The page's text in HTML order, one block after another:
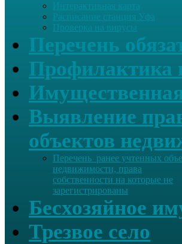
Интерактивная карта
Расписание станция Уфа
Проверка на вирусы
Перечень
Профилактика
Выявление
объектов
Перечень ранее учтенных
недвижимости, права
собственности на которые не
зарегистрированы
Бесхозяйное
Трезвое село